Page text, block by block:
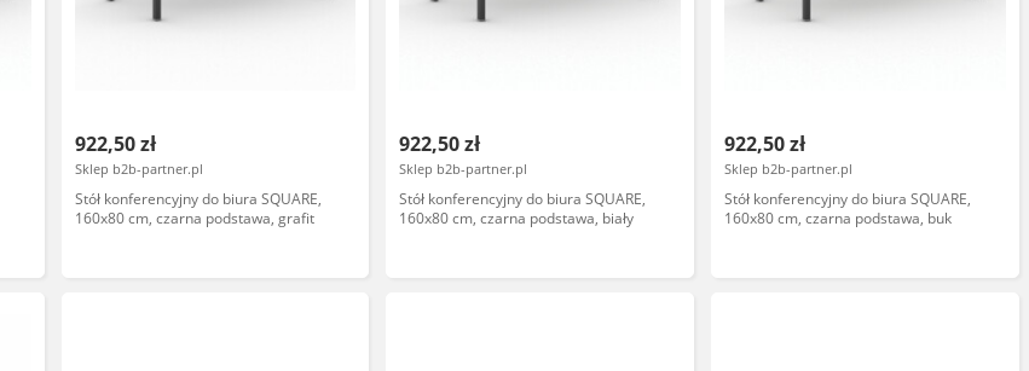
922,50 zł
Sklep b2b-partner.pl
Stół konferencyjny do biura SQUARE,
160x80 cm, czarna podstawa, grafit
922,50 zł
Sklep b2b-partner.pl
Stół konferencyjny do biura SQUARE,
160x80 cm, czarna podstawa, biały
922,50 zł
Sklep b2b-partner.pl
Stół konferencyjny do biura SQUARE,
160x80 cm, czarna podstawa, buk